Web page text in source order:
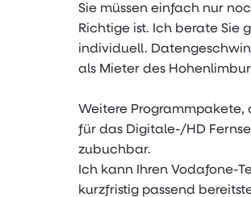
Sie müssen einfach nur
Richtige ist. Ich berate Sie
individuell.
als Mieter des
Weitere
für das Digitale-/HD
zubuchbar.
Ich kann Ihren Vodafone-
kurzfristig passend